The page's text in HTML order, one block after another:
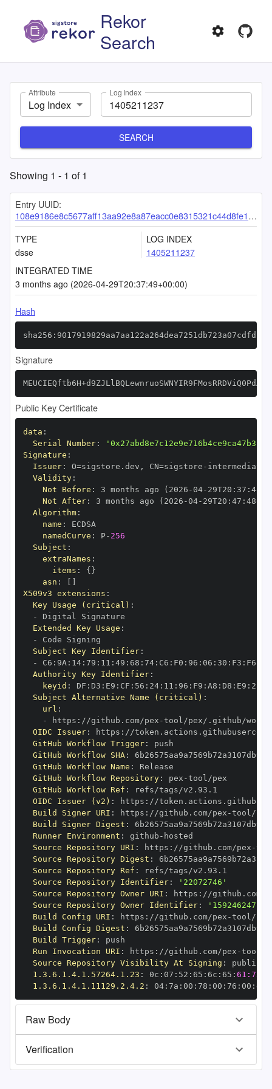
Rekor
Search
Attribute
Log Index
Log Index
SEARCH
Showing 1 - 1 of1
Entry UUID:
108e9186e8c5677aff13aa92e8a87eacc0e8315321c44d8fe13cfdbe982456a7c61298de517cc56b
TYPE
dsse
LOG INDEX
1405211237
INTEGRATED TIME
3 months ago (2026-04-29T20:37:49+00:00)
Hash
Signature
Public Key Certificate
data :
Serial Number:
Signature :
Issuer: O=sigstore.dev , CN=sigstore -
Validity:
Not Before : 3 months ago (2026 -04- 29T20 : 37 :
Not After: 3 months ago (2026 -04- 29T20 : 47 : 48+00
Algorithm:
name :
namedCurve : P- 256
Subject :
extraNames :
items : { }
asn :
X509v3 extensions :
Key Usage (critical) :
-
Extended Key Usage :
-
Subject Key Identifier:
-
C6 : 9A : 14: 79 : 11 : 49 : 68 : 74: C6 : F0 : 96 : 06 : 30 : F3 : F6
Authority Key Identifier:
keyid : DF : D3 : E9 : CF : 56 : 24: 11 : 96 : F9 : A8 : D8 : E9 : 28
Subject Alternative Name (critical) :
url :
-
https : //github.com/pex -
OIDC Issuer: https :
GitHub Workflow Trigger:
GitHub Workflow SHA:
GitHub Workflow Name :
GitHub Workflow Repository: pex -
GitHub Workflow Ref :
OIDC Issuer (v2) : https :
Build Signer URI : https : //github.com/pex -
Build Signer Digest :
Runner Environment : github -
Source Repository URI : https : //github.com/pex -
Source Repository Digest :
Source Repository Ref :
Source Repository Identifier:
'22072746'
Source Repository Owner URI : https : //github.com/
Source Repository Owner Identifier:
'159246247'
Build Config URI : https : //github.com/pex -
Build Config Digest :
Build Trigger:
Run Invocation URI : https : //github.com/pex -
Source Repository Visibility At Signing :
1.3.6.1.4.1.57264.1.23 : 0c : 07 : 52 : 65 : 6c : 65 :
1.3.6.1.4.1.11129.2.4.2 : 04: 7a : 00 : 78 : 00 : 76 : 00 : dd
Raw Body
Verification